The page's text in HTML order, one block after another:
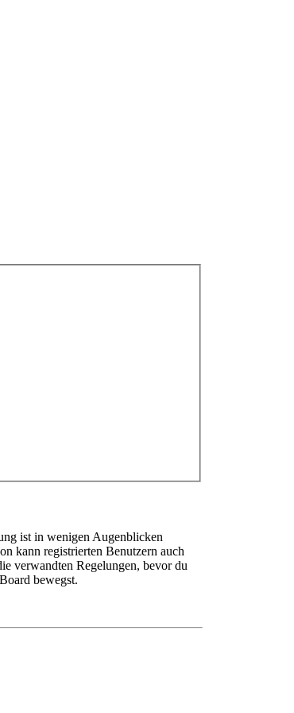
ist in wenigen Augenblicken
kann registrierten Benutzern auch
verwandten Regelungen, bevor du
bewegst.